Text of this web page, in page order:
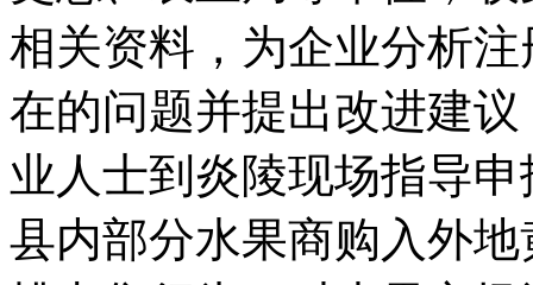
相关资料，为企业分析
在的问题并提出改进建
业人士到炎陵现场指导
县内部分水果商购入外